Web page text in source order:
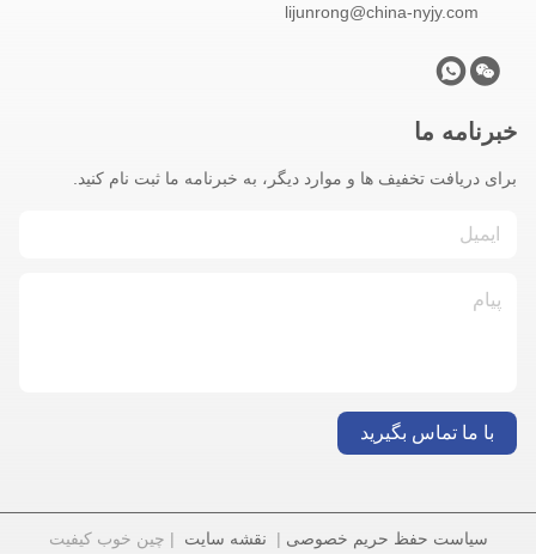
lijunrong@china-nyjy.com
خبرنامه ما
برای دریافت تخفیف ها و موارد دیگر، به خبرنامه ما ثبت نام کنید.
با ما تماس بگیرید
سیاست حفظ حریم خصوصی | نقشه سایت| چین خوب کیفیت